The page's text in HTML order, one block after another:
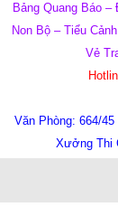
Bảng Quang Báo
Non Bộ – Tiểu
Vẻ
Văn Phòng: 664/
Xưởng Thi